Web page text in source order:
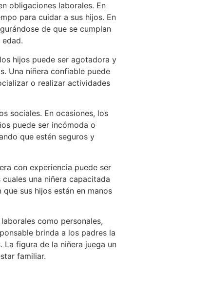
obligaciones laborales. En
para cuidar a sus hijos. En
de que se cumplan
hijos puede ser agotadora y
Una niñera confiable puede
o realizar actividades
sociales. En ocasiones, los
puede ser incómoda o
que estén seguros y
con experiencia puede ser
una niñera capacitada
sus hijos están en manos
como personales,
brinda a los padres la
figura de la niñera juega un
familiar.